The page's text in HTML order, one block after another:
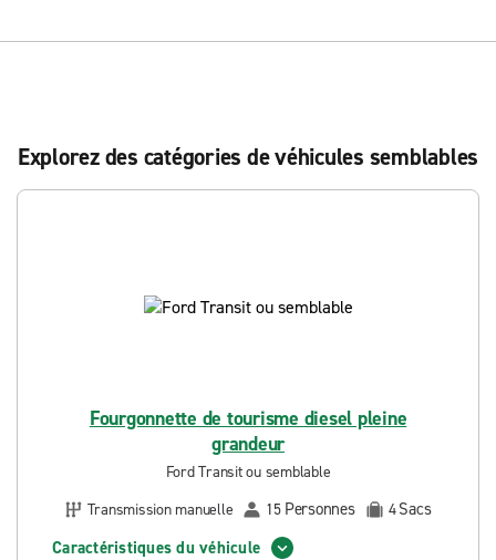
Explorez des catégories de véhicules semblables
Fourgonnette de tourisme diesel pleine
grandeur
Ford Transit ou semblable
Transmission manuelle
15 Personnes 4Sacs
Caractéristiques du véhicule